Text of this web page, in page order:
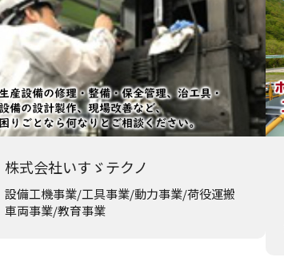
株式会社いすゞテクノ
設備工機事業/工具事業/動力事業/荷役運搬
車両事業/教育事業